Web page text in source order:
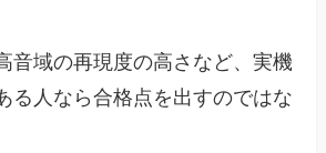
音域の再現度の高さなど、実機
る人なら合格点を出すのではな